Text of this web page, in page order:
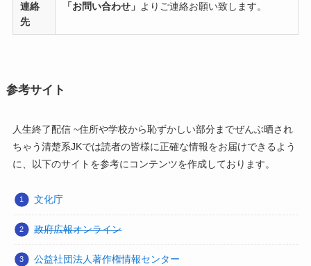
連絡
先
「お問い合わせ」 よりご連絡お願い致します。
参考サイト
人生終了配信 ~住所や学校から恥ずかしい部分までぜんぶ晒され
ちゃう清楚系JKでは読者の皆様に正確な情報をお届けできるよう
に、以下のサイトを参考にコンテンツを作成しております。
文化庁
政府広報オンライン
公益社団法人著作権情報センター